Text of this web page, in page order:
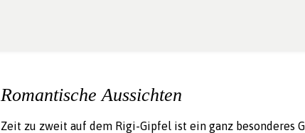
Romantische Aussichten
Zeit zu zweit auf dem Rigi-Gipfel ist ein ganz besonderes